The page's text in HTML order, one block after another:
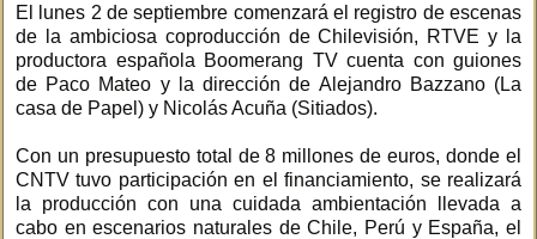
El lunes 2 de septiembre comenzará el registro de escenas
de la ambiciosa coproducción de Chilevisión, RTVE y la
productora española Boomerang TV cuenta con guiones
de Paco Mateo y la dirección de Alejandro Bazzano (La
casa de Papel) y Nicolás Acuña (Sitiados).
Con un presupuesto total de 8 millones de euros, donde el
CNTV tuvo participación en el financiamiento, se realizará
la producción con una cuidada ambientación llevada a
cabo en escenarios naturales de Chile, Perú y España, el